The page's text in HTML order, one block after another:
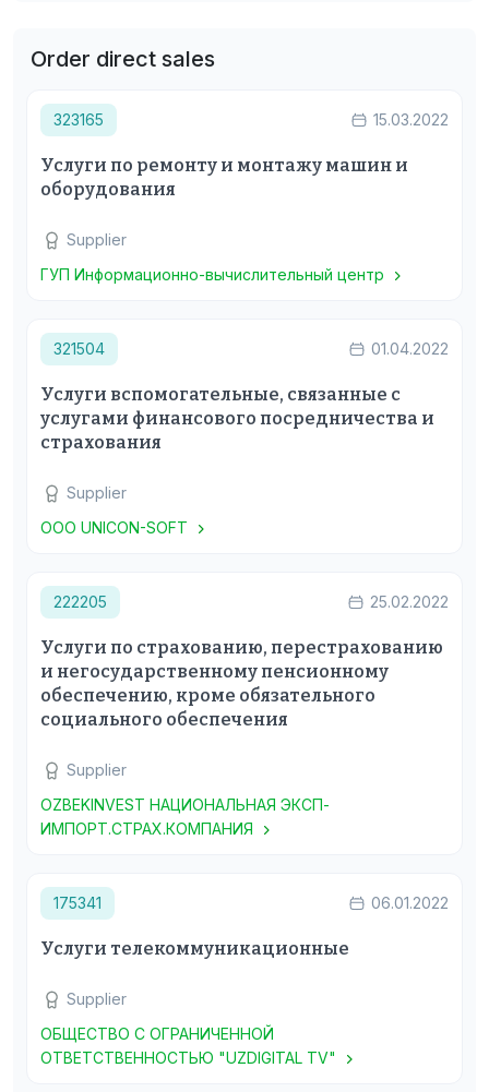
Order direct sales
323165 15.03.2022
Услуги по ремонту и монтажу машин и
оборудования
Supplier
ГУП Информационно-вычислительный центр
321504 01.04.2022
Услуги вспомогательные, связанные с
услугами финансового посредничества и
страхования
Supplier
ООО UNICON-SOFT
222205 25.02.2022
Услуги по страхованию, перестрахованию
и негосударственному пенсионному
обеспечению, кроме обязательного
социального обеспечения
Supplier
OZBEKINVEST НАЦИОНАЛЬНАЯ ЭКСП-
ИМПОРТ.СТРАХ.КОМПАНИЯ
175341 06.01.2022
Услуги телекоммуникационные
Supplier
ОБЩЕСТВО С ОГРАНИЧЕННОЙ
ОТВЕТСТВЕННОСТЬЮ "UZDIGITAL TV"